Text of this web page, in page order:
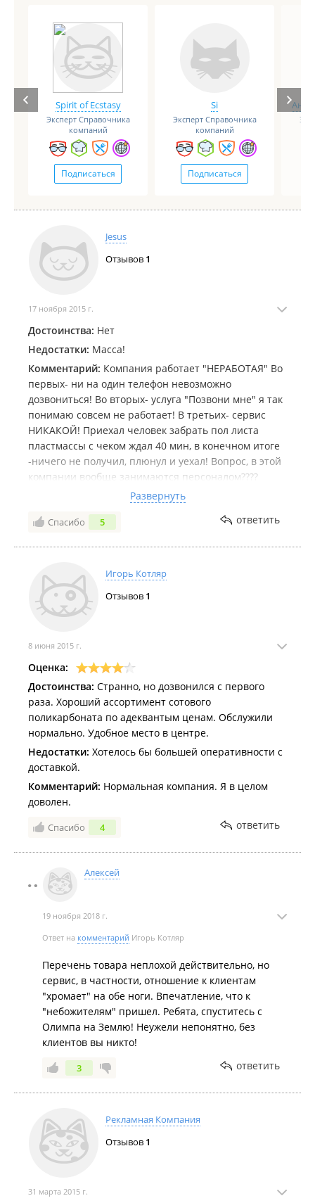
Spirit of Ecstasy
Эксперт Справочника
компаний
Подписаться
Si
Эксперт Справочника
компаний
Подписаться
Jesus
Отзывов 1
17 ноября 2015 г.
Достоинства: Нет
Недостатки: Масса!
Комментарий: Компания работает "НЕРАБОТАЯ" Во
первых- ни на один телефон невозможно
дозвониться! Во вторых- услуга "Позвони мне" я так
понимаю совсем не работает! В третьих- сервис
НИКАКОЙ! Приехал человек забрать пол листа
пластмассы с чеком ждал 40 мин, в конечном итоге
-ничего не получил, плюнул и уехал! Вопрос, в этой
компании вообще занимаются персоналом????
17/11
Не понравилось:АБСОЛЮТНО ВСЕ!
Развернуть
Спасибо 5 ответить
Игорь Котляр
Отзывов 1
8 июня 2015 г.
Оценка:
Достоинства: Странно, но дозвонился с первого
раза. Хороший ассортимент сотового
поликарбоната по адеквантым ценам. Обслужили
нормально. Удобное место в центре.
Недостатки: Хотелось бы большей оперативности с
доставкой.
Комментарий: Нормальная компания. Я в целом
доволен.
Спасибо 4 ответить
Алексей
19 ноября 2018 г.
Ответ на комментарий Игорь Котляр
Перечень товара неплохой действительно, но
сервис, в частности, отношение к клиентам
"хромает" на обе ноги. Впечатление, что к
"небожителям" пришел. Ребята, спуститесь с
Олимпа на Землю! Неужели непонятно, без
клиентов вы никто!
3 ответить
Рекламная Компания
Отзывов 1
31 марта 2015 г.